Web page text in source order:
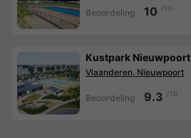
Beoordeling 10 /10
Kustpark Nieuwpoort
Vlaanderen, Nieuwpoort
Beoordeling 9.3 /10